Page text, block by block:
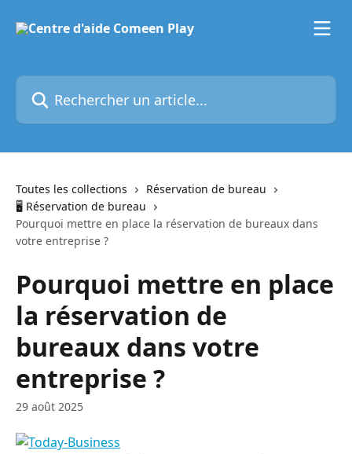
Rechercher un article...
Toutes les collections
Réservation de bureau
🖥️ Réservation de bureau
Pourquoi mettre en place la réservation de bureaux dans
votre entreprise ?
Pourquoi mettre en place
la réservation de
bureaux dans votre
entreprise ?
29 août 2025